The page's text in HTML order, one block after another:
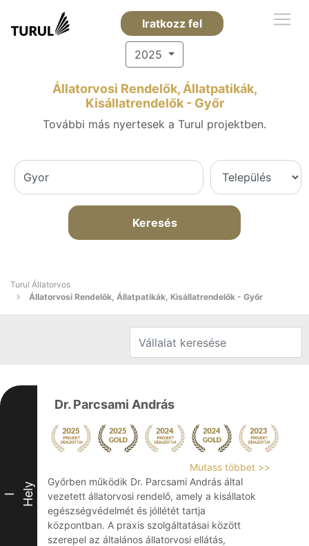
Iratkozz fel
2025
Állatorvosi Rendelők, Állatpatikák,
Kisállatrendelők - Győr
További más nyertesek a Turul projektben.
Keresés
Turul Állatorvos
Állatorvosi Rendelők, Állatpatikák, Kisállatrendelők - Győr
I Hely
Dr. Parcsami András
Mutass többet >>
Győrben működik Dr. Parcsami András által
vezetett állatorvosi rendelő, amely a kisállatok
egészségvédelmét és jóllétét tartja
központban. A praxis szolgáltatásai között
szerepel az általános állatorvosi ellátás,